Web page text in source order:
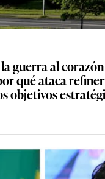
guerra al
qué ataca
objetivos